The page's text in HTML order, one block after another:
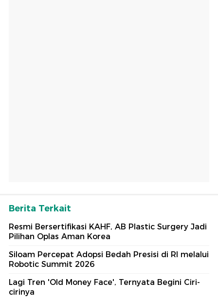
Berita Terkait
Resmi Bersertifikasi KAHF, AB Plastic Surgery Jadi
Pilihan Oplas Aman Korea
Siloam Percepat Adopsi Bedah Presisi di RI melalui
Robotic Summit 2026
Lagi Tren 'Old Money Face', Ternyata Begini Ciri-
cirinya